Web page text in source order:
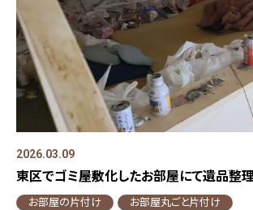
2026.03.09
東区でゴミ屋敷化したお部屋にて遺品整
お部屋の片付け
お部屋丸ごと片付け